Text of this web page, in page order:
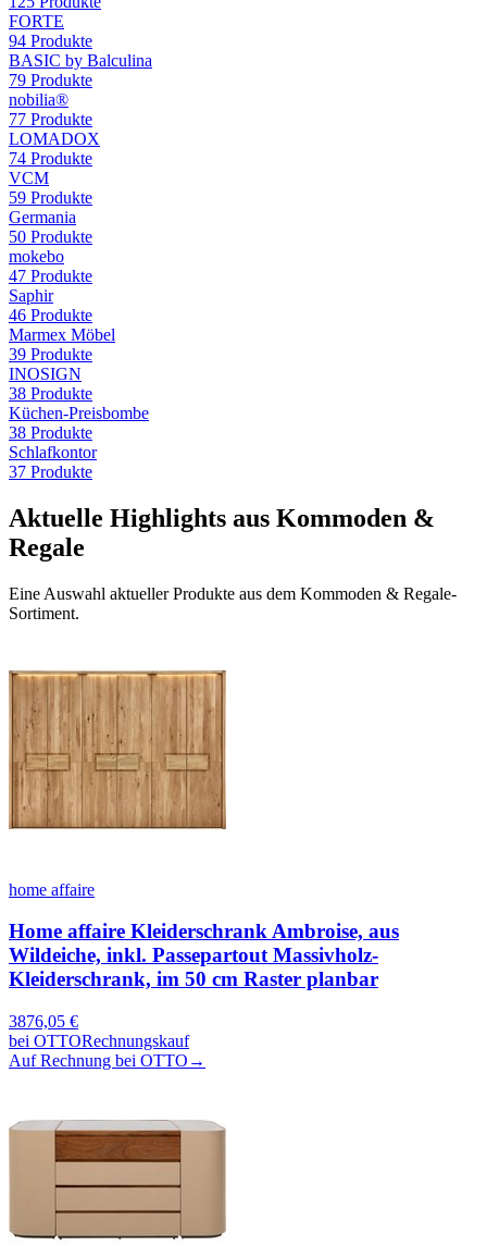
FORTE
94 Produkte
BASIC by Balculina
79 Produkte
nobilia®
77 Produkte
LOMADOX
74 Produkte
VCM
59 Produkte
Germania
50 Produkte
mokebo
47 Produkte
Saphir
46 Produkte
Marmex Möbel
39 Produkte
INOSIGN
38 Produkte
Küchen-Preisbombe
38 Produkte
Schlafkontor
37 Produkte
Aktuelle Highlights aus Kommoden &
Regale
Eine Auswahl aktueller Produkte aus dem Kommoden & Regale-
Sortiment.
home affaire
Home affaire Kleiderschrank Ambroise, aus
Wildeiche, inkl. Passepartout Massivholz-
Kleiderschrank, im 50 cm Raster planbar
3876,05 €
bei OTTORechnungskauf
Auf Rechnung bei OTTO →